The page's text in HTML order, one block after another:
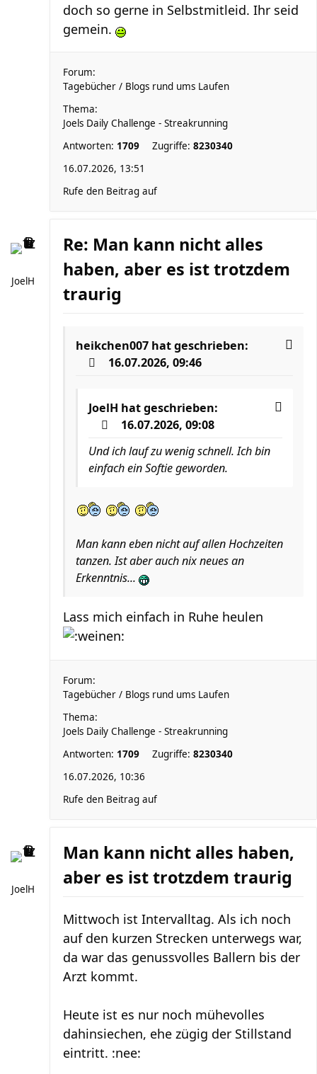
doch so gerne in Selbstmitleid. Ihr seid
gemein.
Forum:
Tagebücher / Blogs rund ums Laufen
Thema:
Joels Daily Challenge - Streakrunning
Antworten: 1709 Zugriffe: 8230340
16.07.2026, 13:51
Rufe den Beitrag auf
JoelH
Re: Man kann nicht alles
haben, aber es ist trotzdem
traurig
heikchen007 hat geschrieben:
16.07.2026, 09:46
JoelH hat geschrieben:
16.07.2026, 09:08
Und ich lauf zu wenig schnell. Ich bin
einfach ein Softie geworden.
Man kann eben nicht auf allen Hochzeiten
tanzen. Ist aber auch nix neues an
Erkenntnis...
Lass mich einfach in Ruhe heulen
Forum:
Tagebücher / Blogs rund ums Laufen
Thema:
Joels Daily Challenge - Streakrunning
Antworten: 1709 Zugriffe: 8230340
16.07.2026, 10:36
Rufe den Beitrag auf
JoelH
Man kann nicht alles haben,
aber es ist trotzdem traurig
Mittwoch ist Intervalltag. Als ich noch
auf den kurzen Strecken unterwegs war,
da war das genussvolles Ballern bis der
Arzt kommt.
Heute ist es nur noch mühevolles
dahinsiechen, ehe zügig der Stillstand
eintritt. :nee: